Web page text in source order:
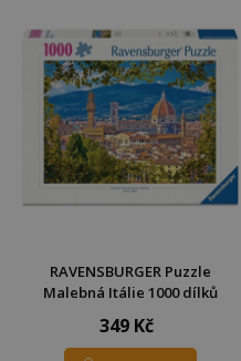
RAVENSBURGER Puzzle
Malebná Itálie 1000 dílků
349 Kč